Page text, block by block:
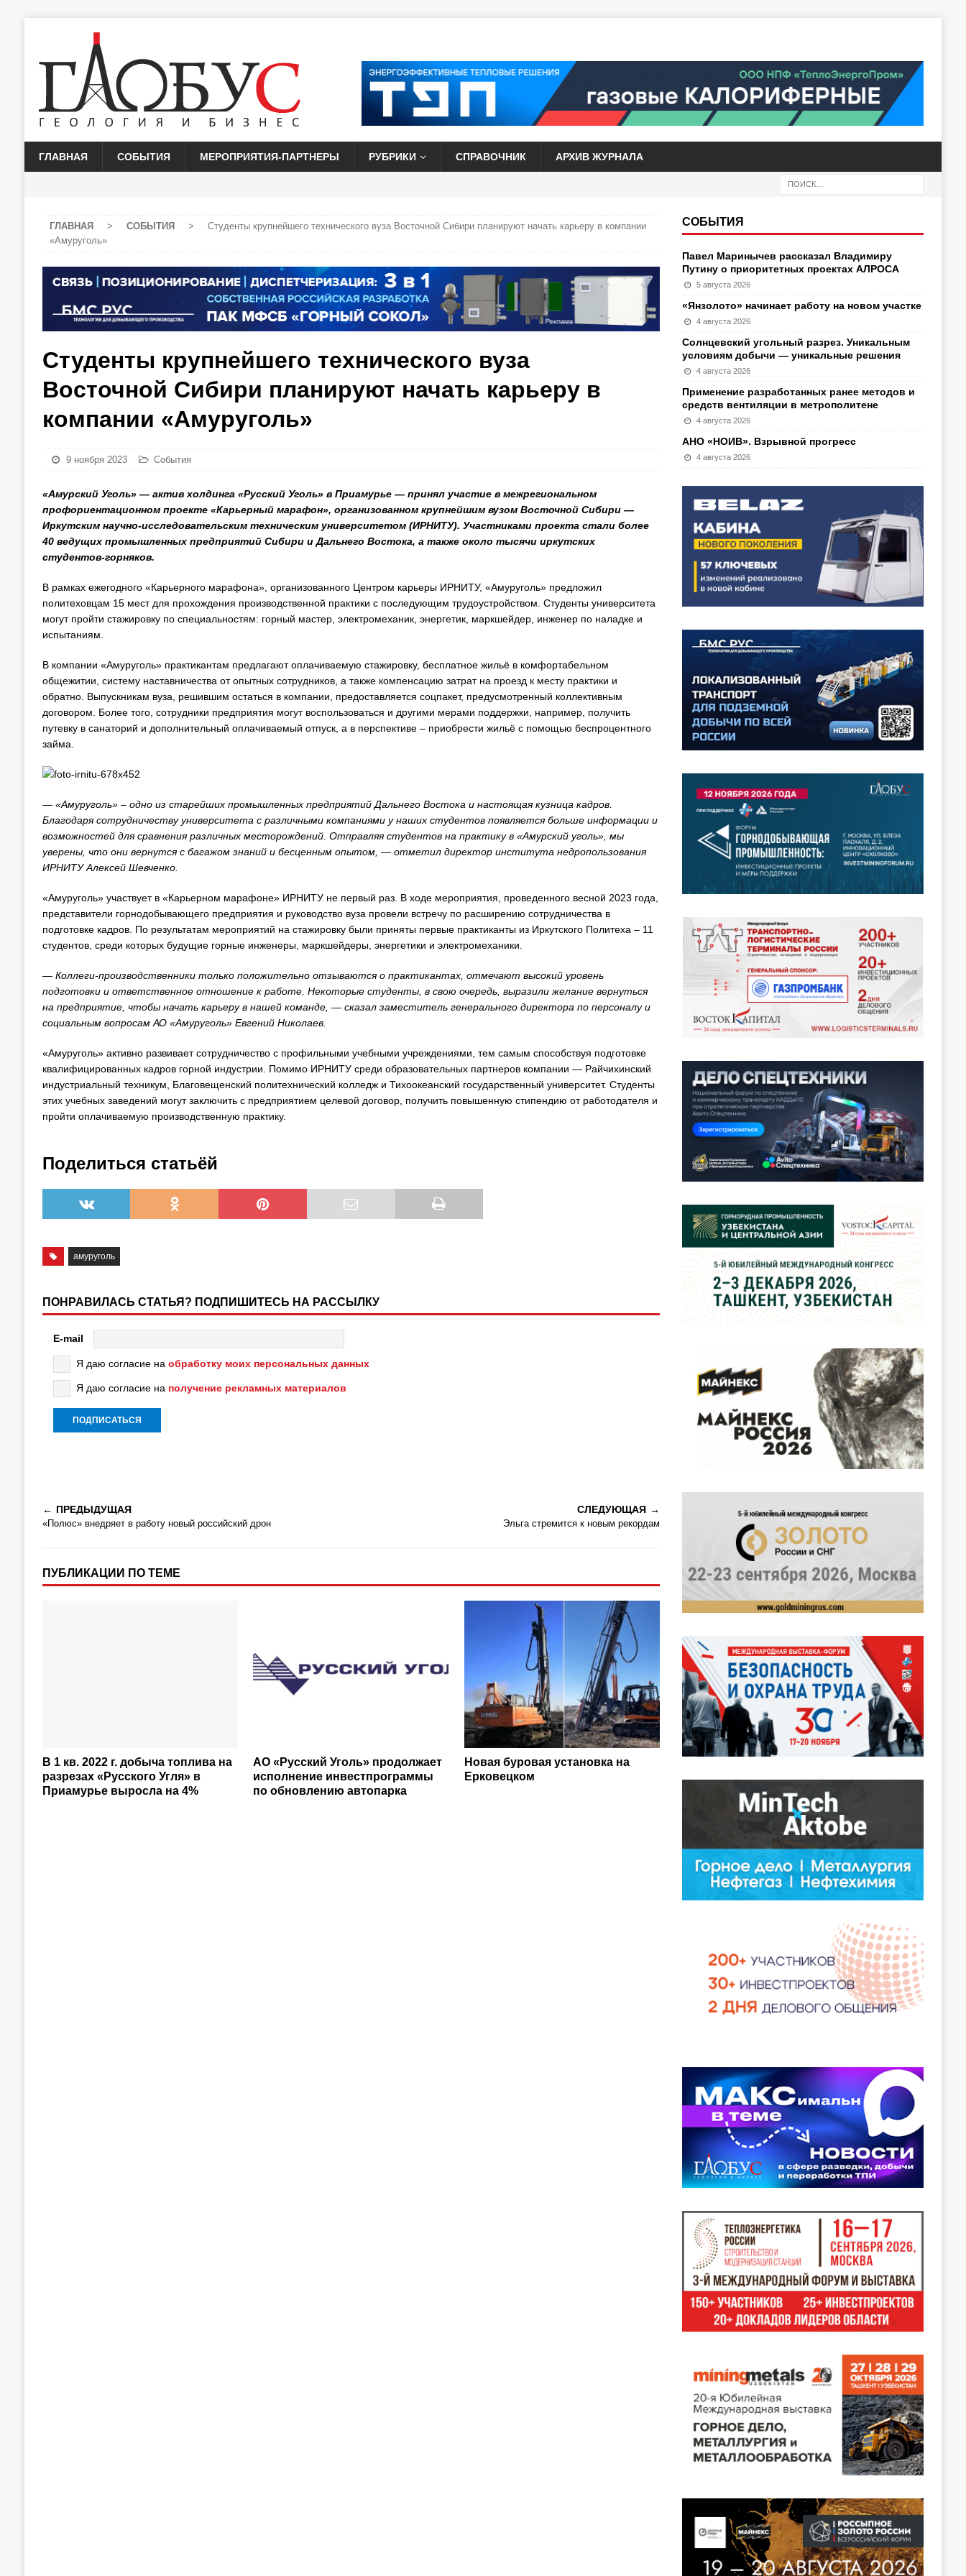
ГЛАВНАЯ СОБЫТИЯ МЕРОПРИЯТИЯ-ПАРТНЕРЫ РУБРИКИ СПРАВОЧНИК АРХИВ ЖУРНАЛА
ГЛАВНАЯ > СОБЫТИЯ >
Студенты крупнейшего технического вуза Восточной Сибири планируют начать карьеру в компании
«Амуруголь»
Студенты крупнейшего технического вуза
Восточной Сибири планируют начать карьеру в
компании «Амуруголь»
9 ноября 2023 События
«Амурский Уголь» — актив холдинга «Русский Уголь» в Приамурье — принял участие в межрегиональном
профориентационном проекте «Карьерный марафон», организованном крупнейшим вузом Восточной Сибири—
Иркутским научно-исследовательским техническим университетом (ИРНИТУ). Участниками проекта стали более
40 ведущих промышленных предприятий Сибири и Дальнего Востока, а также около тысячи иркутских
студентов-горняков.
В рамках ежегодного «Карьерного марафона», организованного Центром карьеры ИРНИТУ, «Амуруголь» предложил
политеховцам 15 мест для прохождения производственной практики с последующим трудоустройством. Студенты университета
могут пройти стажировку по специальностям: горный мастер, электромеханик, энергетик, маркшейдер, инженер по наладке и
испытаниям.
В компании «Амуруголь» практикантам предлагают оплачиваемую стажировку, бесплатное жильё в комфортабельном
общежитии, систему наставничества от опытных сотрудников, а также компенсацию затрат на проезд к месту практики и
обратно. Выпускникам вуза, решившим остаться в компании, предоставляется соцпакет, предусмотренный коллективным
договором. Более того, сотрудники предприятия могут воспользоваться и другими мерами поддержки, например, получить
путевку в санаторий и дополнительный оплачиваемый отпуск, а в перспективе – приобрести жильё с помощью беспроцентного
займа.
— «Амуруголь» – одно из старейших промышленных предприятий Дальнего Востока и настоящая кузница кадров.
Благодаря сотрудничеству университета с различными компаниями у наших студентов появляется больше информации и
возможностей для сравнения различных месторождений. Отправляя студентов на практику в «Амурский уголь», мы
уверены, что они вернутся с багажом знаний и бесценным опытом, — отметил директор института недропользования
ИРНИТУ Алексей Шевченко.
«Амуруголь» участвует в «Карьерном марафоне» ИРНИТУ не первый раз. В ходе мероприятия, проведенного весной 2023 года,
представители горнодобывающего предприятия и руководство вуза провели встречу по расширению сотрудничества в
подготовке кадров. По результатам мероприятий на стажировку были приняты первые практиканты из Иркутского Политеха – 11
студентов, среди которых будущие горные инженеры, маркшейдеры, энергетики и электромеханики.
— Коллеги-производственники только положительно отзываются о практикантах, отмечают высокий уровень
подготовки и ответственное отношение к работе. Некоторые студенты, в свою очередь, выразили желание вернуться
на предприятие, чтобы начать карьеру в нашей команде, — сказал заместитель генерального директора по персоналу и
социальным вопросам АО «Амуруголь» Евгений Николаев.
«Амуруголь» активно развивает сотрудничество с профильными учебными учреждениями, тем самым способствуя подготовке
квалифицированных кадров горной индустрии. Помимо ИРНИТУ среди образовательных партнеров компании — Райчихинский
индустриальный техникум, Благовещенский политехнический колледж и Тихоокеанский государственный университет. Студенты
этих учебных заведений могут заключить с предприятием целевой договор, получить повышенную стипендию от работодателя и
пройти оплачиваемую производственную практику.
Поделиться статьёй
амуруголь
ПОНРАВИЛАСЬ СТАТЬЯ? ПОДПИШИТЕСЬ НА РАССЫЛКУ
E-mail
Я даю согласие на обработку моих персональных данных
Я даю согласие на получение рекламных материалов
ПРЕДЫДУЩАЯ
«Полюс» внедряет в работу новый российский дрон
СЛЕДУЮЩАЯ
Эльга стремится к новым рекордам
ПУБЛИКАЦИИ ПО ТЕМЕ
В 1 кв. 2022 г. добыча топлива на
разрезах «Русского Угля» в
Приамурье выросла на 4%
АО «Русский Уголь» продолжает
исполнение инвестпрограммы
по обновлению автопарка
Новая буровая установка на
Ерковецком
СОБЫТИЯ
Павел Маринычев рассказал Владимиру
Путину о приоритетных проектах АЛРОСА
5 августа 2026
«Янзолото» начинает работу на новом участке
4 августа 2026
Солнцевский угольный разрез. Уникальным
условиям добычи — уникальные решения
4 августа 2026
Применение разработанных ранее методов и
средств вентиляции в метрополитене
4 августа 2026
АНО «НОИВ». Взрывной прогресс
4 августа 2026